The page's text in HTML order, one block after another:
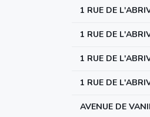
1 RUE DE
1 RUE DE
1 RUE DE
1 RUE DE
AVENUE DE